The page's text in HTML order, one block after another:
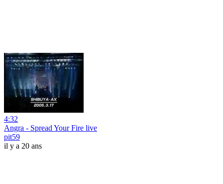
4:32
Angra - Spread Your Fire live
pit59
il y a 20 ans